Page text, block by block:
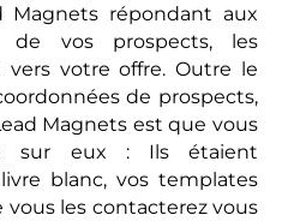
Magnets répondant aux
de vos prospects, les
votre offre. Outre le
de prospects,
Magnets est que vous
sur eux : Ils étaient
blanc, vos templates
vous les contacterez vous